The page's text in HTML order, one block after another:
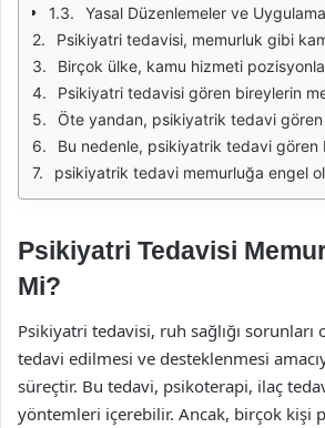
Yasal Düzenlemeler ve
Psikiyatri tedavisi, memurluk gibi kamu hizmeti pozisyonlarına başvuruda bulunurken önemli bir konu haline gelmiştir. Her bireyin sağlığı, özellikle zihinsel sağlığı, toplumsal hayatı ve iş yaşamını direkt olarak etkileyen bir unsurdur. Ancak, psikiyatrik tedavi gören bireylerin memurluğa kabul edilme
Birçok ülke, kamu hizmeti pozisyonlarına başvuracak bireylerin sağlık durumlarının değerlendirilmesinde belirli kriterler belirlemiştir. Bu kriterler çoğunlukla fiziksel sağlık ile sınırlı kalırken, zihinsel sağlık durumları genellikle göz ardı edilmektedir. Ancak, psikiyatrik tedavi gören
Psikiyatri tedavisi gören bireylerin memurluğa kabul edilip edilmeyeceği, tedavi türüne, hastalığın seyrine ve bireyin tedavi sonrası durumu gibi faktörlere bağlıdır. Bazı durumlarda, belirli psikiyatrik hastalıklar, bireyin görevini yerine getirmesinde zorluk
Öte yandan, psikiyatrik tedavi gören bireylerin, tedavi süreci sona erdikten sonra iş bulma konusunda olumsuz bir algı ile karşılaşmaları yaygındır. Bu durum, toplumda var olan damgalama ve önyargılardan kaynaklanmaktadır. Bireylerin tedavi süreçlerinin olumlu sonuçlandığı
Bu nedenle, psikiyatrik tedavi gören bireylerin memurluğa kabul edilme süreçlerinde daha fazla destek ve bilgilendirme yapılması önemlidir. Kamu kurumlarının, psikiyatrik hastalıklar konusunda farkındalık yaratmaları ve bu bireylerin yeteneklerini göz önünde bulundurarak
psikiyatrik tedavi memurluğa engel olabilecek bir durum olabilse de, bu durum her birey için geçerli değildir. Bireylerin tedavi süreçleri ve genel sağlık durumları, memurluk için uygunluklarını belirleyen en önemli
Psikiyatri Tedavisi
Mi?
Psikiyatri tedavisi, ruh sağlığı
tedavi edilmesi ve desteklenmesi
süreçtir. Bu tedavi, psikoterapi, ilaç
yöntemleri içerebilir. Ancak, birçok kişi